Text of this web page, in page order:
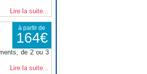
Lire la suite...
à partir de
164€
de 2 ou 3
Lire la suite...